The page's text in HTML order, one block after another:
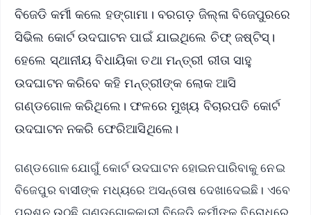
ବିଜେଡି କର୍ମୀ କଲେ ହଙ୍ଗାମା। ବରଗଡ଼ ଜିଲ୍ଳା ବିଜେପୁରରେ
ସିଭିଲ କୋର୍ଟ ଉଦଘାଟନ ପାଇଁ ଯାଇଥିଲେ ଚିଫ୍ ଜଷ୍ଟିସ୍।
ହେଲେ ସ୍ଥାନୀୟ ବିଧାୟିକା ତଥା ମନ୍ତ୍ରୀ ରୀତା ସାହୁ
ଉଦଘାଟନ କରିବେ କହି ମନ୍ତ୍ରୀଙ୍କ ଲୋକ ଆସି
ଗଣ୍ଡଗୋଳ କରିଥିଲେ। ଫଳରେ ମୁଖ୍ୟ ବିଚାରପତି କୋର୍ଟ
ଉଦଘାଟନ ନକରି ଫେରିଆସିଥିଲେ।
ଗଣ୍ଡଗୋଳ ଯୋଗୁଁ କୋର୍ଟ ଉଦଘାଟନ ହୋଇନପାରିବାକୁ ନେଇ
ବିଜେପୁର ବାସୀଙ୍କ ମଧ୍ୟରେ ଅସନ୍ତୋଷ ଦେଖାଦେଇଛି। ଏବେ